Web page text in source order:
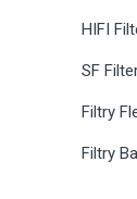
HIFI
SF
Filtry
Filtry